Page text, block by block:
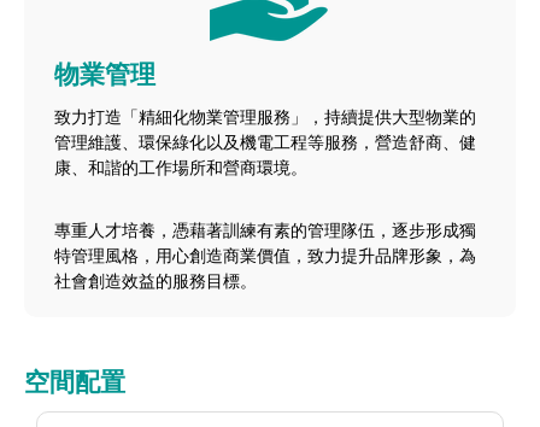
物業管理
致力打造「精細化物業管理服務」，持續提供大型物業的
管理維護、環保綠化以及機電工程等服務，營造舒商、健
康、和諧的工作場所和營商環境。
專重人才培養，憑藉著訓練有素的管理隊伍，逐步形成獨
特管理風格，用心創造商業價值，致力提升品牌形象，為
社會創造效益的服務目標。
空間配置